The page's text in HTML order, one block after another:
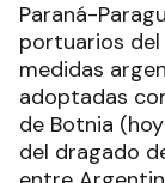
Paraná-
portuarios
medidas
adoptadas
de Botnia
del dragado